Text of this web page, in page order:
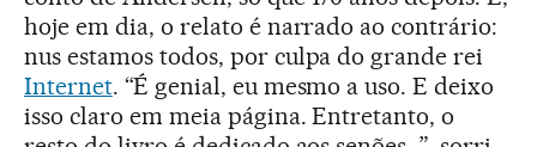
hoje em dia, o relato é narrado ao contrário:
nus estamos todos, por culpa do grande rei
Internet. “É genial, eu mesmo a uso. E deixo
isso claro em meia página. Entretanto, o